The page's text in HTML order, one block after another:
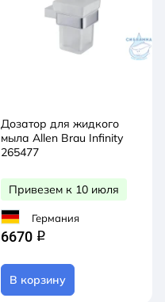
Дозатор для жидкого
мыла Allen Brau Infinity
265477
Привезем к 10 июля
Германия
6670 q
В корзину